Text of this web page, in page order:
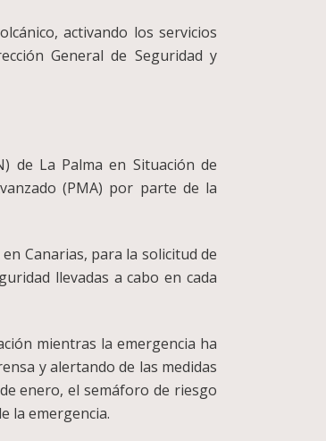
activando los servicios
General de Seguridad y
de La Palma en Situación de
(PMA) por parte de la
Canarias, para la solicitud de
llevadas a cabo en cada
mientras la emergencia ha
y alertando de las medidas
enero, el semáforo de riesgo
la emergencia.